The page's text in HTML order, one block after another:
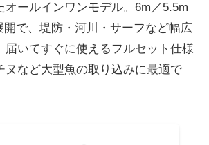
オールインワンモデル。6m／5.5m
開で、堤防・河川・サーフなど幅広
届いてすぐに使えるフルセット仕様
ヌなど大型魚の取り込みに最適で